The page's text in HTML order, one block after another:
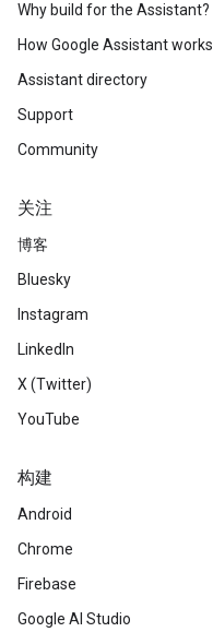
Why build for the Assistant?
How Google Assistant works
Assistant directory
Support
Community
关注
博客
Bluesky
Instagram
LinkedIn
X (Twitter)
YouTube
构建
Android
Chrome
Firebase
Google AI Studio